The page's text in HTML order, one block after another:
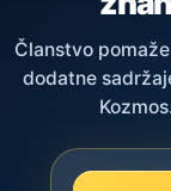
Članstvo
dodatne